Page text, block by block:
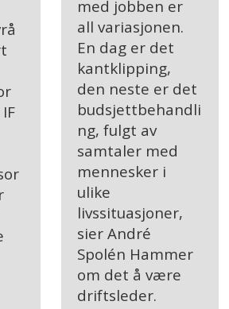
med jobben er
all variasjonen.
En dag er det
kantklipping,
den neste er det
budsjettbehandli
ng, fulgt av
samtaler med
mennesker i
ulike
livssituasjoner,
sier André
Spolén Hammer
om det å være
driftsleder.